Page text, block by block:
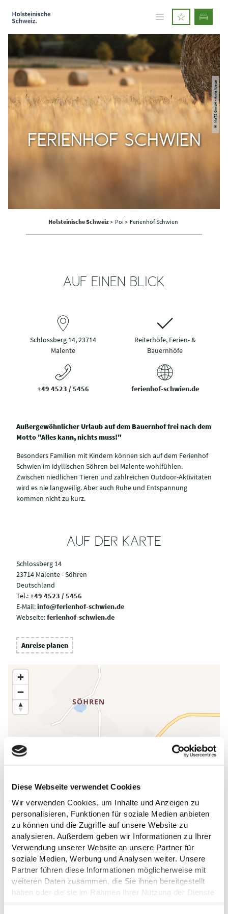
Diese Webseite verwendet Cookies
Wir verwenden Cookies, um Inhalte und Anzeigen zu
personalisieren, Funktionen für soziale Medien anbieten
zu können und die Zugriffe auf unsere Website zu
analysieren. Außerdem geben wir Informationen zu Ihrer
Verwendung unserer Website an unsere Partner für
soziale Medien, Werbung und Analysen weiter. Unsere
Partner führen diese Informationen möglicherweise mit
weiteren Daten zusammen, die Sie ihnen bereitgestellt
haben oder die sie im Rahmen Ihrer Nutzung der Dienste
gesammelt haben.
© MaTS GmbH - Anne Weise
FERIENHOF SCHWIEN
Holsteinische Schweiz> Poi > Ferienhof Schwien
AUF EINEN BLICK
Schlossberg 14, 23714
Malente
Reiterhöfe, Ferien- &
Bauernhöfe
+49 4523 / 5456 ferienhof-schwien.de
Außergewöhnlicher Urlaub auf dem Bauernhof frei nach dem
Motto "Alles kann, nichts muss!"
Besonders Familien mit Kindern können sich auf dem Ferienhof
Schwien im idyllischen Söhren bei Malente wohlfühlen.
Zwischen niedlichen Tieren und zahlreichen Outdoor-Aktivitäten
wird es nie langweilig. Aber auch Ruhe und Entspannung
kommen nicht zu kurz.
AUF DER KARTE
Schlossberg 14
23714 Malente - Söhren
Deutschland
Tel.:+49 4523 / 5456
E-Mail:info@ferienhof-schwien.de
Webseite:ferienhof-schwien.de
Anreise planen
DAS KÖNNTE DICH AUCH
INTERESSIEREN